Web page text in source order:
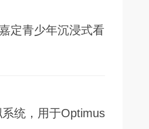
定青少年沉浸式看
统，用于Optimus